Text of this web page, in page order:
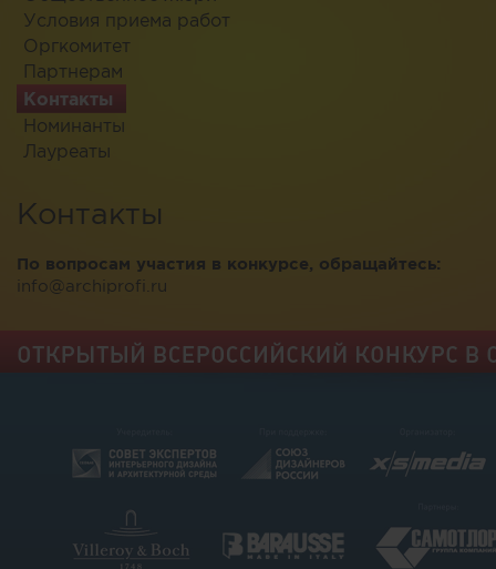
Условия приема работ
Оргкомитет
Партнерам
Контакты
Номинанты
Лауреаты
Контакты
По вопросам участия в конкурсе, обращайтесь:
info@archiprofi.ru